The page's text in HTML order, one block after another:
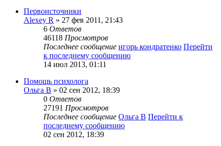
Первоисточники
Alexey R » 27 фев 2011, 21:43
6 Ответов
46118 Просмотров
Последнее сообщение игорь кондратенко Перейти
к последнему сообщению
14 июл 2013, 01:11
Помощь психолога
Ольга В » 02 сен 2012, 18:39
0 Ответов
27191 Просмотров
Последнее сообщение Ольга В Перейти к
последнему сообщению
02 сен 2012, 18:39